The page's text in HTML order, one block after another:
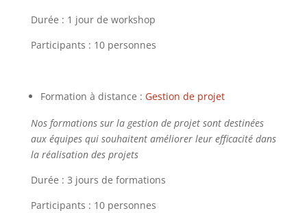
Durée : 1 jour de workshop
Participants : 10 personnes
Formation à distance : Gestion de projet
Nos formations sur la gestion de projet sont destinées
aux équipes qui souhaitent améliorer leur efficacité dans
la réalisation des projets
Durée : 3 jours de formations
Participants : 10 personnes